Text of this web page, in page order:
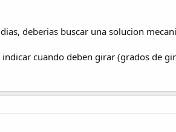
deberias buscar una solucion
cuando deben girar (grados de